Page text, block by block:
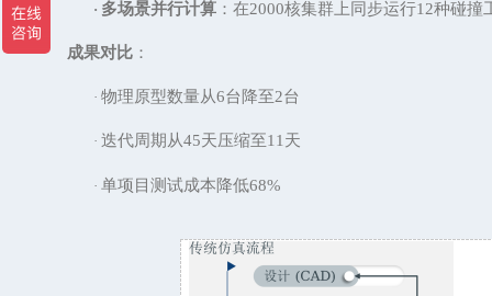
· 多场景并行计算：在2000核集群上同步运行12种碰撞
成果对比：
· 物理原型数量从6台降至2台
· 迭代周期从45天压缩至11天
· 单项目测试成本降低68%